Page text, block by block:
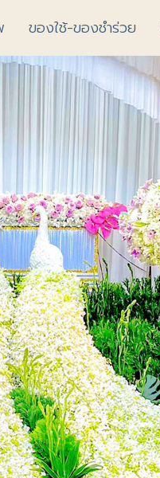
ของใช้-ของชำร่วย